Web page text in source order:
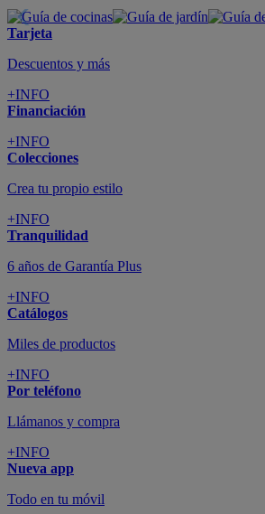
Tarjeta
Descuentos y más
+INFO
Financiación
+INFO
Colecciones
Crea tu propio estilo
+INFO
Tranquilidad
6 años de Garantía Plus
+INFO
Catálogos
Miles de productos
+INFO
Por teléfono
Llámanos y compra
+INFO
Nueva app
Todo en tu móvil